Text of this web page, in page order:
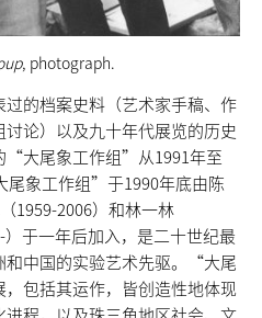
, photograph.
的档案史料（艺术家手稿、作
论）以及九十年代展览的历史
“大尾象工作组”从1991年至
象工作组”于1990年底由陈
1959-2006）和林一林
）于一年后加入，是二十世纪最
和中国的实验艺术先驱。“大尾
包括其运作，皆创造性地体现